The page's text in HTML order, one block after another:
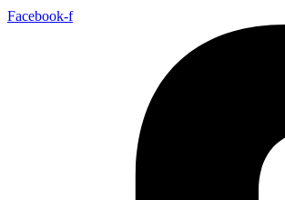
Facebook-f